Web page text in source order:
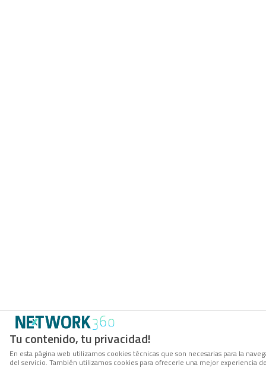
Tu contenido, tu privacidad!
En esta página web utilizamos cookies técnicas que son necesarias para la
del servicio. También utilizamos cookies para ofrecerle una mejor experiencia